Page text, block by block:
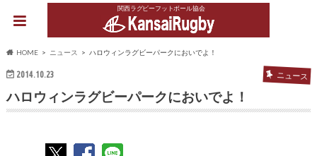
関西ラグビーフットボール協会
HOME ニュース ハロウィンラグビーパークにおいでよ！
2014.10.23 ニュース
ハロウィンラグビーパークにおいでよ！